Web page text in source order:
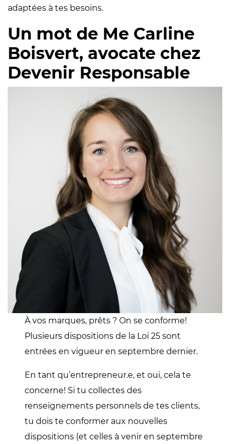
adaptées à tes besoins.
Un mot de Me Carline
Boisvert, avocate chez
Devenir Responsable
À vos marques, prêts ? On se conforme!
Plusieurs dispositions de la Loi 25 sont
entrées en vigueur en septembre dernier.
En tant qu’entrepreneur.e, et oui, cela te
concerne! Si tu collectes des
renseignements personnels de tes clients,
tu dois te conformer aux nouvelles
dispositions (et celles à venir en septembre